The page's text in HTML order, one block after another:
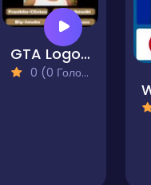
GTA Logo Trivia
0 (0 Голосів)